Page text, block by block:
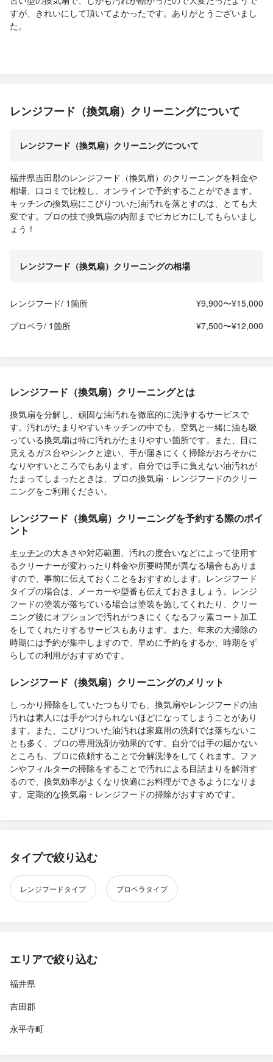
すが、きれいにして頂いてよかったです。ありがとうございまし
た。
レンジフード（換気扇）クリーニングについて
レンジフード（換気扇）クリーニングについて
福井県吉田郡のレンジフード（換気扇）のクリーニングを料金や
相場、口コミで比較し、オンラインで予約することができます。
キッチンの換気扇にこびりついた油汚れを落とすのは、とても大
変です。プロの技で換気扇の内部までピカピカにしてもらいまし
ょう！
レンジフード（換気扇）クリーニングの相場
レンジフード/ 1箇所
¥9,900〜¥15,000
プロペラ/ 1箇所
¥7,500〜¥12,000
レンジフード（換気扇）クリーニングとは
換気扇を分解し、頑固な油汚れを徹底的に洗浄するサービスで
す。汚れがたまりやすいキッチンの中でも、空気と一緒に油も吸
っている換気扇は特に汚れがたまりやすい箇所です。また、目に
見えるガス台やシンクと違い、手が届きにくく掃除がおろそかに
なりやすいところでもあります。自分では手に負えない油汚れが
たまってしまったときは、プロの換気扇・レンジフードのクリー
ニングをご利用ください。
レンジフード（換気扇）クリーニングを予約する際のポイ
ント
キッチンの大きさや対応範囲、汚れの度合いなどによって使用す
るクリーナーが変わったり料金や所要時間が異なる場合もありま
すので、事前に伝えておくことをおすすめします。レンジフード
タイプの場合は、メーカーや型番も伝えておきましょう。レンジ
フードの塗装が落ちている場合は塗装を施してくれたり、クリー
ニング後にオプションで汚れがつきにくくなるフッ素コート加工
をしてくれたりするサービスもあります。また、年末の大掃除の
時期には予約が集中しますので、早めに予約をするか、時期をず
らしての利用がおすすめです。
レンジフード（換気扇）クリーニングのメリット
しっかり掃除をしていたつもりでも、換気扇やレンジフードの油
汚れは素人には手がつけられないほどになってしまうことがあり
ます。また、こびりついた油汚れは家庭用の洗剤では落ちないこ
とも多く、プロの専用洗剤が効果的です。自分では手の届かない
ところも、プロに依頼することで分解洗浄をしてくれます。ファ
ンやフィルターの掃除をすることで汚れによる目詰まりを解消す
るので、換気効率がよくなり快適にお料理ができるようになりま
す。定期的な換気扇・レンジフードの掃除がおすすめです。
タイプで絞り込む
レンジフードタイプ プロペラタイプ
エリアで絞り込む
福井県
吉田郡
永平寺町